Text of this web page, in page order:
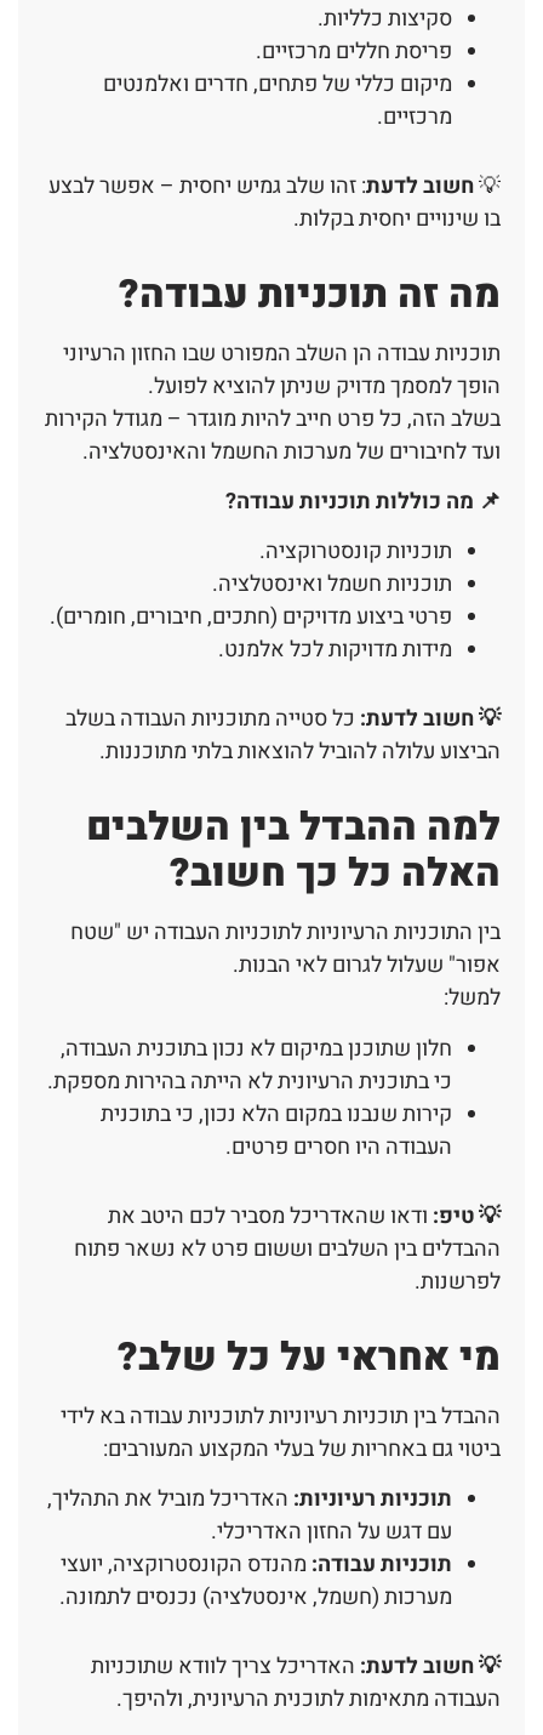
סקיצות כלליות.
פריסת חללים מרכזיים.
מיקום כללי של פתחים, חדרים ואלמנטים
מרכזיים.
💡חשוב לדעת: זהו שלב גמיש יחסית – אפשר לבצע
בו שינויים יחסית בקלות.
מה זה תוכניות עבודה?
תוכניות עבודה הן השלב המפורט שבו החזון הרעיוני
הופך למסמך מדויק שניתן להוציא לפועל.
בשלב הזה, כל פרט חייב להיות מוגדר – מגודל הקירות
ועד לחיבורים של מערכות החשמל והאינסטלציה.
📌 מה כוללות תוכניות עבודה?
תוכניות קונסטרוקציה.
תוכניות חשמל ואינסטלציה.
פרטי ביצוע מדויקים (חתכים, חיבורים, חומרים).
מידות מדויקות לכל אלמנט.
💡 חשוב לדעת: כל סטייה מתוכניות העבודה בשלב
הביצוע עלולה להוביל להוצאות בלתי מתוכננות.
למה ההבדל בין השלבים
האלה כל כך חשוב?
בין התוכניות הרעיוניות לתוכניות העבודה יש "שטח
אפור" שעלול לגרום לאי הבנות.
למשל:
חלון שתוכנן במיקום לא נכון בתוכנית העבודה,
כי בתוכנית הרעיונית לא הייתה בהירות מספקת.
קירות שנבנו במקום הלא נכון, כי בתוכנית
העבודה היו חסרים פרטים.
💡 טיפ: ודאו שהאדריכל מסביר לכם היטב את
ההבדלים בין השלבים וששום פרט לא נשאר פתוח
לפרשנות.
מי אחראי על כל שלב?
ההבדל בין תוכניות רעיוניות לתוכניות עבודה בא לידי
ביטוי גם באחריות של בעלי המקצוע המעורבים:
תוכניות רעיוניות: האדריכל מוביל את התהליך,
עם דגש על החזון האדריכלי.
תוכניות עבודה: מהנדס הקונסטרוקציה, יועצי
מערכות (חשמל, אינסטלציה) נכנסים לתמונה.
💡 חשוב לדעת: האדריכל צריך לוודא שתוכניות
העבודה מתאימות לתוכנית הרעיונית, ולהיפך.